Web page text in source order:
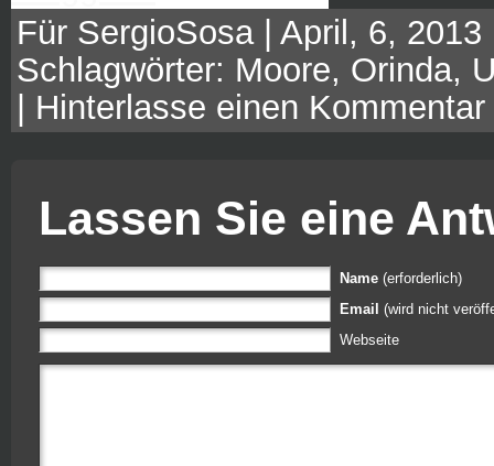
Für SergioSosa | April, 6, 2013
Schlagwörter: Moore, Orinda,
Hinterlasse einen Kommentar
Lassen Sie eine
Name (erforderlich)
Email (wird nicht
Webseite